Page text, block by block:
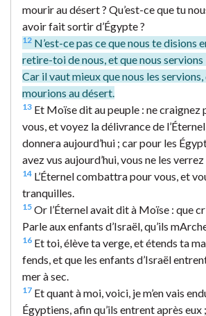
mourir au désert ? Qu’est-ce que tu
avoir fait sortir d’Égypte ?
12 N’est-ce pas ce que nous te disions
retire-toi de nous, et que nous servions
Car il vaut mieux que nous les servions,
mourions au désert.
13 Et Moïse dit au peuple : ne craignez
vous, et voyez la délivrance de
donnera aujourd’hui ; car pour les
avez vus aujourd’hui, vous ne les verrez
14 L’Éternel combattra pour vous, et
tranquilles.
15 Or l’Éternel avait dit à Moïse : que
Parle aux enfants d’Israël, qu’ils
16 Et toi, élève ta verge, et étends ta
fends, et que les enfants d’Israël
mer à sec.
17 Et quant à moi, voici, je m’en vais
Égyptiens, afin qu’ils entrent après eux